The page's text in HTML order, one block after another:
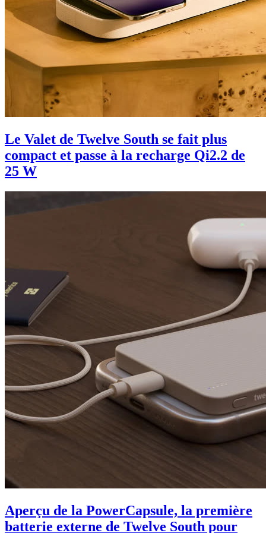
Le Valet de Twelve South se fait plus
compact et passe à la recharge Qi2.2 de
25 W
Aperçu de la PowerCapsule, la première
batterie externe de Twelve South pour